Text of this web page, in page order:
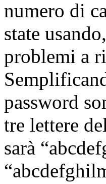
numero di
state
problemi a
password
tre lettere
sarà